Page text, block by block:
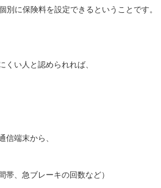
別に保険料を設定できるということです。
い人と認められれば、
信端末から、
帯、急ブレーキの回数など）